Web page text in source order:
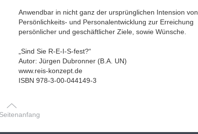
Anwendbar in nicht ganz der ursprünglichen Intension von
Persönlichkeits- und Personalentwicklung zur Erreichung
persönlicher und geschäftlicher Ziele, sowie Wünsche.
„Sind Sie R-E-I-S-fest?“
Autor: Jürgen Dubronner (B.A. UN)
www.reis-konzept.de
ISBN 978-3-00-044149-3